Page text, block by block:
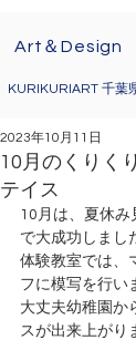
Art＆Design
KURIKURIART 千葉
10月のくりく
テイス
2023年10月11日
10月は、夏休み
で大成功しまし
体験教室では、
フに模写を行い
大丈夫幼稚園か
スが出来上がり